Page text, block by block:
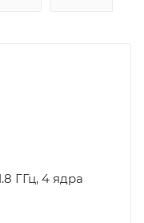
ГГц, 4 ядра